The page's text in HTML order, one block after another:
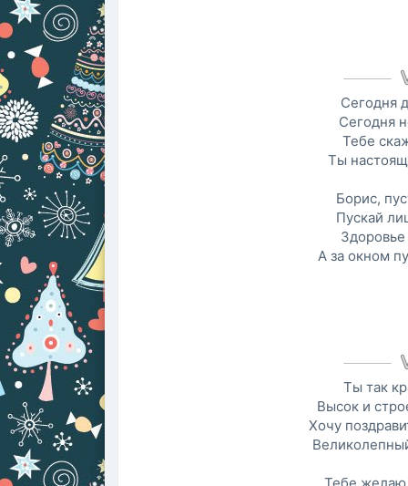
Сегодня
Сегодня
Тебе
Ты
Борис,
Пускай
Здоровье
А за окном
Ты так
Высок и
Хочу